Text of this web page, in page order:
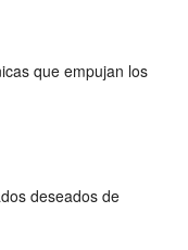
que empujan los
deseados de